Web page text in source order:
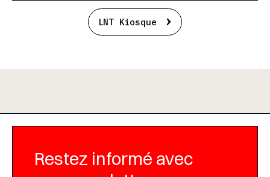
LNT Kiosque
Restez informé avec